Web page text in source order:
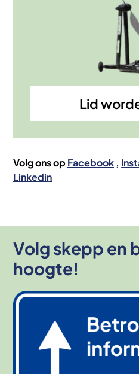
Lid
Volg ons op Facebook
Linkedin
Volg skepp en
hoogte!
Afbeelding